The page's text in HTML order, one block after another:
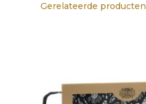
Gerelateerde producten